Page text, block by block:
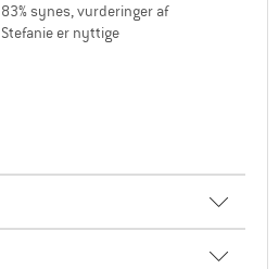
83% synes, vurderinger af
Stefanie er nyttige